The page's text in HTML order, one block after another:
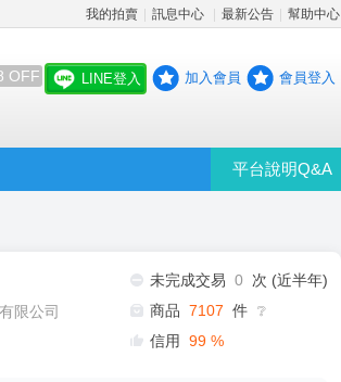
我的拍賣 訊息中心 最新公告 幫助中心
OFF LINE登入 加入會員 會員登入
平台說明Q&A
限公司
未完成交易 0
次 (近半年)
商品 7107 件 ❔
信用 99 %